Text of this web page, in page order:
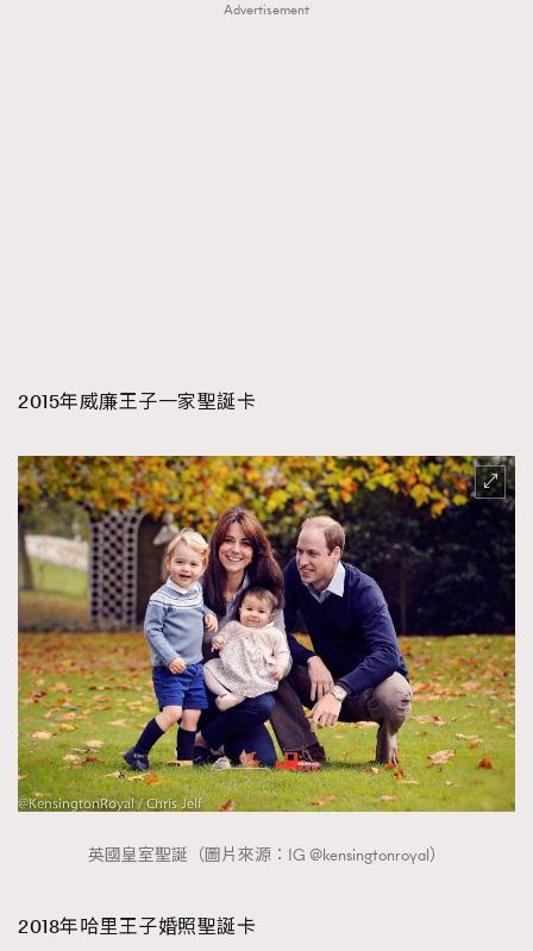
Advertisement
2015年威廉王子一家聖誕卡
英國皇室聖誕（圖片來源：IG @kensingtonroyal）
2018年哈里王子婚照聖誕卡